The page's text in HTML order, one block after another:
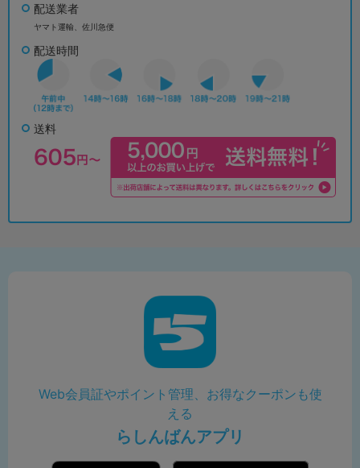
配送業者
ヤマト運輸、佐川急便
配送時間
送料
Web会員証やポイント管理、お得なクーポンも使
える
らしんばんアプリ